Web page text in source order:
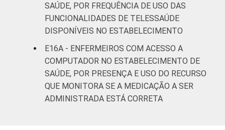
SAÚDE, POR FREQUÊNCIA DE USO DAS
FUNCIONALIDADES DE TELESSAÚDE
DISPONÍVEIS NO ESTABELECIMENTO
E16A - ENFERMEIROS COM ACESSO A
COMPUTADOR NO ESTABELECIMENTO DE
SAÚDE, POR PRESENÇA E USO DO RECURSO
QUE MONITORA SE A MEDICAÇÃO A SER
ADMINISTRADA ESTÁ CORRETA